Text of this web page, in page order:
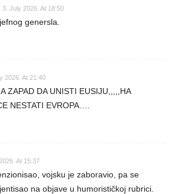
3. July 2026. At 18:50
genersla.
2026. At 21:40
ZAPAD DA UNISTI EUSIJU,,,,,HA
NESTATI EVROPA….
At 15:37
vojsku je zaboravio, pa se
na objave u humorističkoj rubrici.